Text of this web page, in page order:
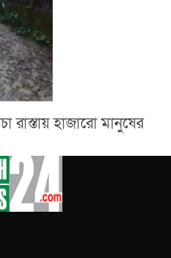
রাস্তায় হাজারো মানুষের